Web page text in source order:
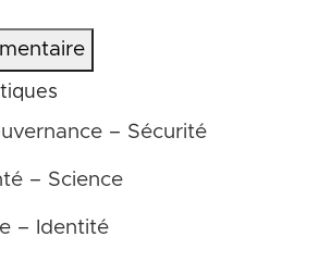
– Sécurité
– Science
– Identité